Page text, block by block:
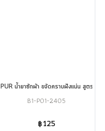
PUR น้ำยาซักผ้า ขจัดคราบฝังแน่น สูตรอ่
B1-P01-2405
฿125